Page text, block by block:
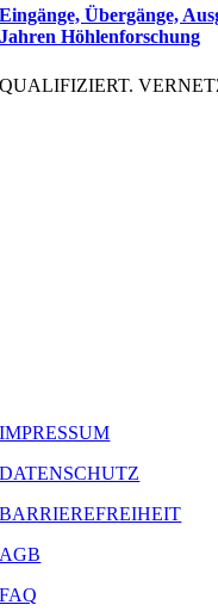
Eingänge, Übergänge,
Jahren Höhlenforschung
QUALIFIZIERT.
IMPRESSUM
DATENSCHUTZ
BARRIEREFREIHEIT
AGB
FAQ